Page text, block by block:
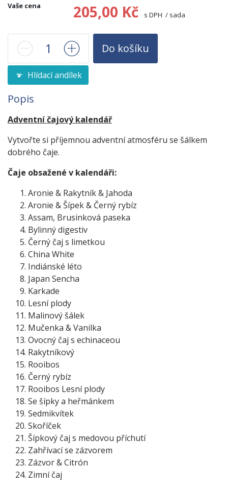
Vaše cena
205,00 Kč s DPH / sada
Do košíku
Hlídací andílek
Popis
Adventní čajový kalendář
Vytvořte si příjemnou adventní atmosféru se šálkem
dobrého čaje.
Čaje obsažené v kalendáři:
Aronie & Rakytník & Jahoda
Aronie & Šípek & Černý rybíz
Assam, Brusinková paseka
Bylinný digestiv
Černý čaj s limetkou
China White
Indiánské léto
Japan Sencha
Karkade
Lesní plody
Malinový šálek
Mučenka & Vanilka
Ovocný čaj s echinaceou
Rakytníkový
Rooibos
Černý rybíz
Rooibos Lesní plody
Se šípky a heřmánkem
Sedmikvítek
Skoříček
Šípkový čaj s medovou příchutí
Zahřívací se zázvorem
Zázvor & Citrón
Zimní čaj